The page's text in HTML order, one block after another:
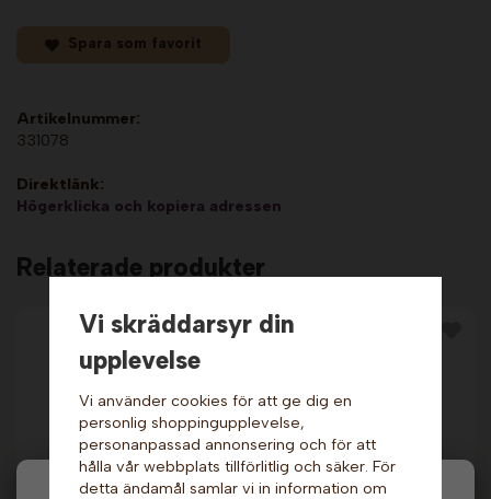
Spara som favorit
Artikelnummer:
331078
Direktlänk:
Högerklicka och kopiera adressen
Relaterade produkter
Vi skräddarsyr din
upplevelse
Vi använder cookies för att ge dig en
personlig shoppingupplevelse,
personanpassad annonsering och för att
hålla vår webbplats tillförlitlig och säker. För
detta ändamål samlar vi in information om